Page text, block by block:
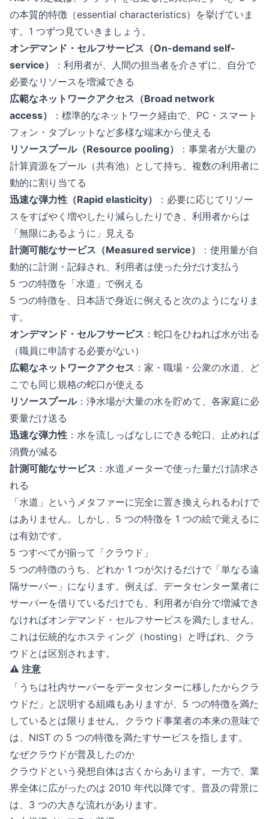
の本質的特徴（essential characteristics）を挙げていま
す。1 つずつ見ていきましょう。
オンデマンド・セルフサービス（On-demand self-
service）
：利用者が、人間の担当者を介さずに、自分で
必要なリソースを増減できる
広範なネットワークアクセス（Broad network
access）
：標準的なネットワーク経由で、PC・スマート
フォン・タブレットなど多様な端末から使える
リソースプール（Resource pooling）
：事業者が大量の
計算資源をプール（共有池）として持ち、複数の利用者に
動的に割り当てる
迅速な弾力性（Rapid elasticity）
：必要に応じてリソー
スをすばやく増やしたり減らしたりでき、利用者からは
「無限にあるように」見える
計測可能なサービス（Measured service）
：使用量が自
動的に計測・記録され、利用者は使った分だけ支払う
5 つの特徴を「水道」で例える
5 つの特徴を、日本語で身近に例えると次のようになりま
す。
オンデマンド・セルフサービス ：蛇口をひねれば水が出る
（職員に申請する必要がない）
広範なネットワークアクセス ：家・職場・公衆の水道、ど
こでも同じ規格の蛇口が使える
リソースプール：浄水場が大量の水を貯めて、各家庭に必
要量だけ送る
迅速な弾力性 ：水を流しっぱなしにできる蛇口、止めれば
消費が減る
計測可能なサービス ：水道メーターで使った量だけ請求さ
れる
「水道」というメタファーに完全に置き換えられるわけで
はありません。しかし、5 つの特徴を 1 つの絵で覚えるに
は有効です。
5 つすべてが揃って「クラウド」
5 つの特徴のうち、どれか 1 つが欠けるだけで「単なる遠
隔サーバー」になります。例えば、データセンター業者に
サーバーを借りているだけでも、利用者が自分で増減でき
なければオンデマンド・セルフサービスを満たしません。
これは伝統的なホスティング（hosting）と呼ばれ、クラ
ウドとは区別されます。
⚠️ 注意
「うちは社内サーバーをデータセンターに移したからクラ
ウドだ」と説明する組織もありますが、5 つの特徴を満た
しているとは限りません。クラウド事業者の本来の意味で
は、NIST の 5 つの特徴を満たすサービスを指します。
なぜクラウドが普及したのか
クラウドという発想自体は古くからあります。一方で、業
界全体に広がったのは 2010 年代以降です。普及の背景に
は、3 つの大きな流れがあります。